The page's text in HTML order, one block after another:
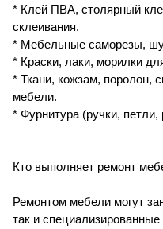
* Клей ПВА, столярный
склеивания.
* Мебельные саморезы,
* Краски, лаки, морилки
* Ткани, кожзам, поролон,
мебели.
* Фурнитура (ручки,
Кто выполняет ремонт
Ремонтом мебели могут
так и